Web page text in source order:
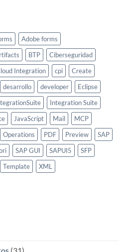
Adobe forms
BTP
Ciberseguridad
Integration cpi
Create
desarrollo developer
Eclipse
Integration Suite
JavaScript Mail
MCP
Operations PDF Preview
SAP
SAP GUI SAPUI5
SFP
Template XML